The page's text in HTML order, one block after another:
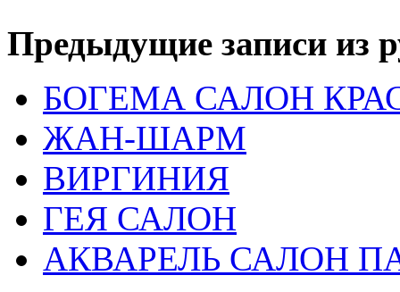
Предыдущие записи из
БОГЕМА САЛОН
ЖАН-ШАРМ
ВИРГИНИЯ
ГЕЯ САЛОН
АКВАРЕЛЬ САЛОН